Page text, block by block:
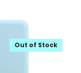
Out of Stock